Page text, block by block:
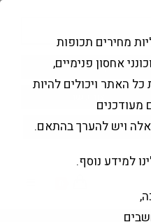
בקשה להצעה
מחירים תכופות
אחסון פנימיים,
האתר ויכולים להיות
מעודכנים
אלה ויש להערך בהתאם.
למידע נוסף.